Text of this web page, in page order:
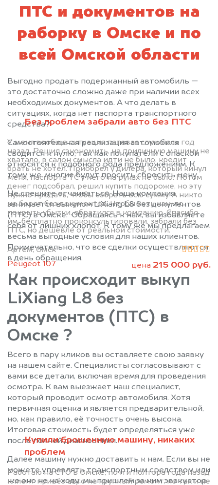
Без проблем забрали авто без ПТС
У меня вообще ситуация патовая случилось год
назад. Решил сэкономить, на приличную машину не
хватало, в салон смысла идти не было, кредит
брать не хотел. Приобрёл у дилера, который кинул
меня, паспорта ТС у него на руках не было. Потом
денег подсобрал, решил купить подороже, но эту
нужно продать, чтобы собрать всю сумму. А никто
не берёт без документов. Чтобы хоть как-то
покрыть убытки, обратился в компанию. Спасибо
им, бесплатно проконсультировали, забрали без
ПТС, но дешевле от реальной стоимости.
Артём, Омск
Peugeot 107
цена 215 000 руб.
Купили брошенную машину, никаких
проблем
Работаю на СТО в Омске, почти полтора года назад
клиент привёз авто на крупный ремонт, но так и не
ПТС и документов на
раборку в Омске и по
всей Омской области
Выгодно продать подержанный автомобиль —
это достаточно сложно даже при наличии всех
необходимых документов. А что делать в
ситуациях, когда нет паспорта транспортного
средства?
Самостоятельная реализация автомобиля
сводится к нулю, так как покупатели с опаской
относятся к подобного рода предложениям. К
тому же, многие будут просить сбросить цену.
Не спешите отчаиваться. Наша компания
занимается выкупом LiXiang L8 без документов
(ПТС) в Омске. Обращаясь к нам, вы избавляете
себя от лишних хлопот. К тому же мы предлагаем
весьма выгодные условия для наших клиентов.
Примечательно, что все сделки осуществляются
в день обращения.
Как происходит выкуп
LiXiang L8 без
документов (ПТС) в
Омске ?
Всего в пару кликов вы оставляете свою заявку
на нашем сайте. Специалисты согласовывают с
вами все детали, включая время для проведения
осмотра. К вам выезжает наш специалист,
который проводит осмотр автомобиля. Хотя
первичная оценка и является предварительной,
но, как правило, её точность очень высока.
Итоговая стоимость будет определяться уже
после полной диагностики.
Далее машину нужно доставить к нам. Если вы не
можете управлять транспортным средством или
же оно не на ходу, мы пришлем за ним эвакуатор